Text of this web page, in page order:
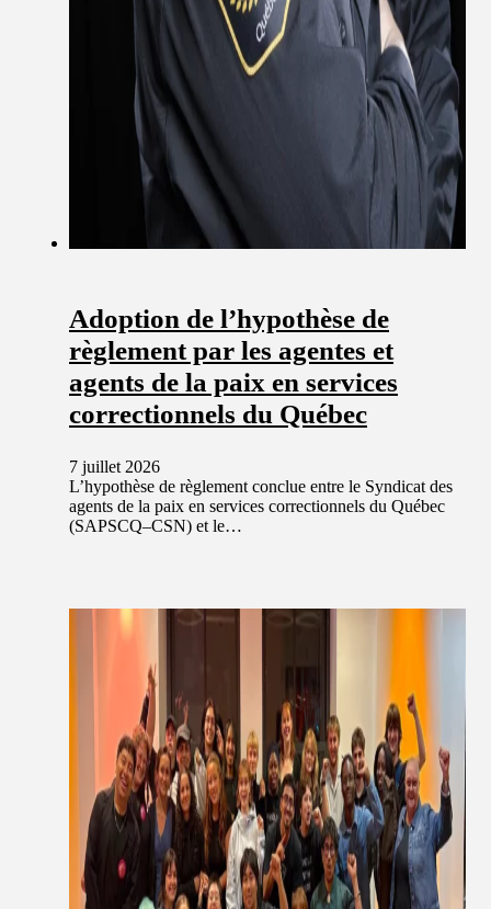
Adoption de l’hypothèse de
règlement par les agentes et
agents de la paix en services
correctionnels du Québec
7 juillet 2026
L’hypothèse de règlement conclue entre le Syndicat des
agents de la paix en services correctionnels du Québec
(SAPSCQ–CSN) et le…